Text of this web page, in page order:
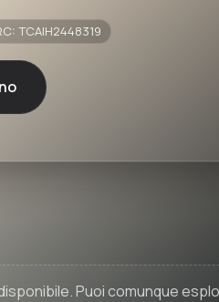
TCAIH2448319
Puoi comunque